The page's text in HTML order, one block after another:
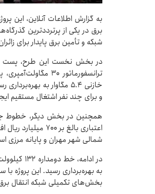
به گزارش اطلاعات آنلاین، این
برق در یکی از پرترددترین
شبکه و تأمین برق پایدار برای
و برای چند نفر اشتغال مستقیم
شمالی شهر مهران و پایانه مرزی
بخش‌های تکمیلی شبکه انتقال